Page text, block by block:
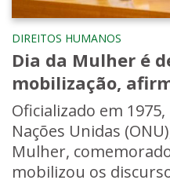
DIREITOS HUMANOS
Dia da Mulher é
mobilização,
Oficializado em
Nações Unidas
Mulher,
mobilizou os